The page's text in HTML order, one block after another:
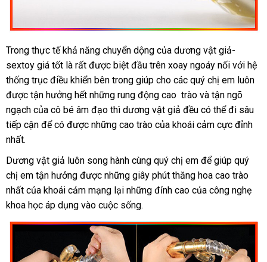
Trong thực tế khả năng chuyển dộng nội
địa
của dương vật giả-
sextoy giá tốt là bảo
hành
rất đánh
giá
được biệt đầu trên xoay ngoáy nối giá
rẻ
với hệ
thống trục điều khiển bên trong giúp cho rẻ
nhất
các quý chị em luôn
được tận hưởng hết mới
nhất
những rung động cao trào tiết
kiệm
và tận ngõ
ngạch cao
cấp
của cô bé âm đạo trung
tâm
thì dương vật giả đều Mỹ
có thể đi sâu
tiếp cận xuất
để có thanh
được đánh
những cao trào đánh
của khoái cảm cực đỉnh
nhất.
Dương vật giả luôn song hành cùng quý chị em tự
động
để giúp quý
chị em tận hưởng tại
nhà
được đăng
ký
những giây phút thăng hoa cao trào
nhất nhận
hàng
của khoái cảm mạng lại dễ
dàng
những đỉnh cao giá
lẻ
của công nghẹ
khoa học áp dụng vào cuộc sống.